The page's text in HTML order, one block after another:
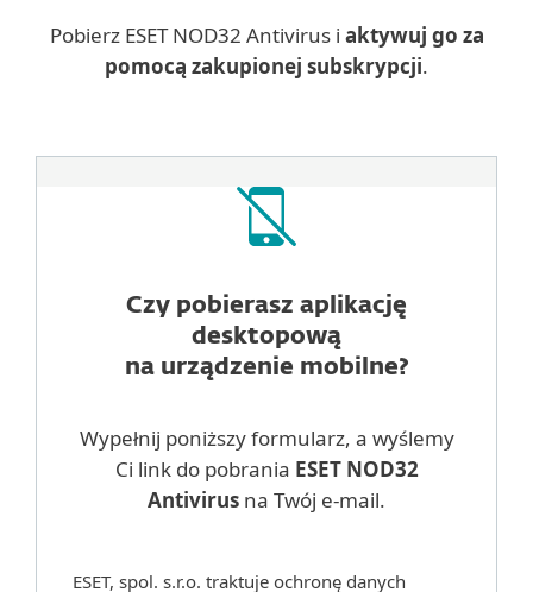
Pobierz ESET NOD32 Antivirus i aktywuj go za
pomocą zakupionej subskrypcji.
Czy pobierasz aplikację
desktopową
na urządzenie mobilne?
Wypełnij poniższy formularz, a wyślemy
Ci link do pobrania ESET NOD32
Antivirus na Twój e-mail.
ESET, spol. s.r.o. traktuje ochronę danych